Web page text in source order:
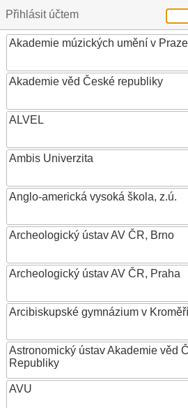
Přihlásit účtem
Akademie múzických umění v Praze
Akademie věd České republiky
ALVEL
Ambis Univerzita
Anglo-americká vysoká škola, z.ú.
Archeologický ústav AV ČR, Brno
Archeologický ústav AV ČR, Praha
Arcibiskupské gymnázium v
Astronomický ústav Akademie věd
Republiky
AVU